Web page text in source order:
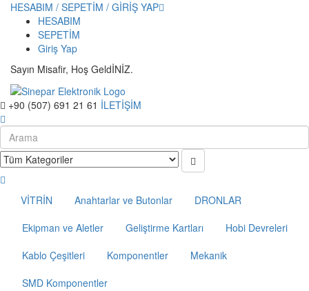
HESABIM / SEPETİM / GİRİŞ YAP
HESABIM
SEPETİM
Giriş Yap
Sayın Misafir, Hoş GeldİNİZ.
+90 (507) 691 21 61 İLETİŞİM
VİTRİN Anahtarlar ve Butonlar
DRONLAR
Ekipman ve Aletler
Geliştirme Kartları
Hobi Devreleri
Kablo Çeşitleri
Komponentler
Mekanik
SMD Komponentler